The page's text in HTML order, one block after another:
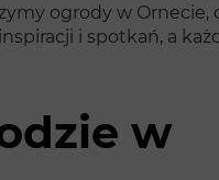
ogrody w Ornecie,
i spotkań, a
w